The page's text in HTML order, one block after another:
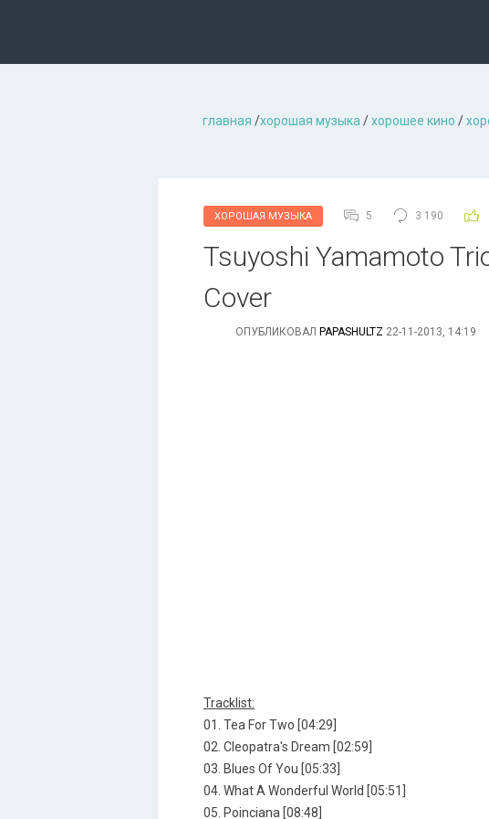
главная /хорошая музыкa /хорошее кино /
ХОРОШАЯ МУЗЫКА 5 3 190
Tsuyoshi Yamamoto
Cover
ОПУБЛИКОВАЛ PAPASHULTZ 22-11-2013, 14:19
Tracklist:
01. Tea For Two [04:29]
02. Cleopatra's Dream [02:59]
03. Blues Of You [05:33]
04. What A Wonderful World [05:51]
05. Poinciana [08:48]